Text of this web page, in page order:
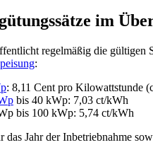
im
regelmäßig die gültigen
:
: 8,11 Cent pro Kilowattstunde
bis 40 kWp: 7,03 ct/kWh
bis 100 kWp: 5,74 ct/kWh
das Jahr der Inbetriebnahme